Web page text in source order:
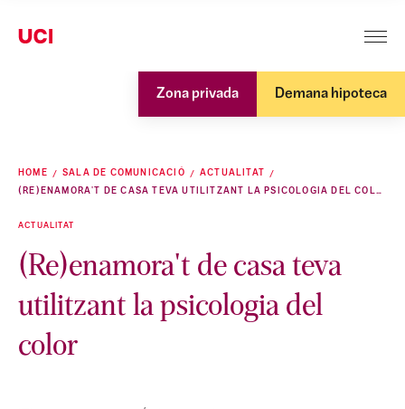
Zona privada Demana hipoteca
HOME SALA DE COMUNICACIÓ
ACTUALITAT
(RE)ENAMORA'T DE CASA TEVA UTILITZANT LA PSICOLOGIA DEL COLOR
ACTUALITAT
(Re)enamora't de casa teva
utilitzant la psicologia del
color